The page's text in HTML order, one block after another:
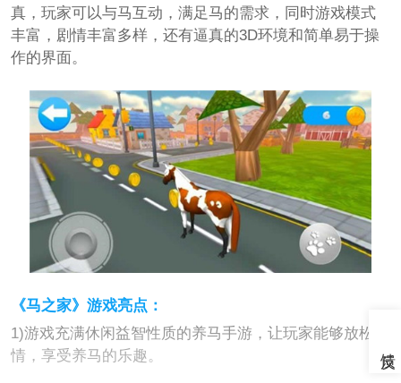
真，玩家可以与马互动，满足马的需求，同时游戏模式
丰富，剧情丰富多样，还有逼真的3D环境和简单易于操
作的界面。
《马之家》游戏亮点：
1)游戏充满休闲益智性质的养马手游，让玩家能够放松心
情，享受养马的乐趣。